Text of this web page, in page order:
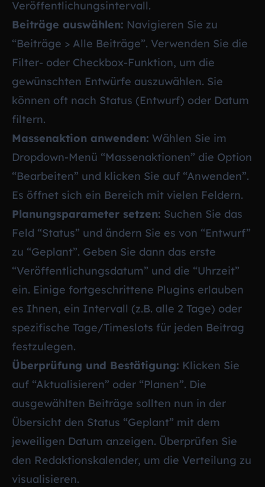
Veröffentlichungsintervall.
Beiträge auswählen: Navigieren Sie zu
“Beiträge > Alle Beiträge”. Verwenden Sie die
Filter- oder Checkbox-Funktion, um die
gewünschten Entwürfe auszuwählen. Sie
können oft nach Status (Entwurf) oder Datum
filtern.
Massenaktion anwenden: Wählen Sie im
Dropdown-Menü “Massenaktionen” die Option
“Bearbeiten” und klicken Sie auf “Anwenden”.
Es öffnet sich ein Bereich mit vielen Feldern.
Planungsparameter setzen: Suchen Sie das
Feld “Status” und ändern Sie es von “Entwurf”
zu “Geplant”. Geben Sie dann das erste
“Veröffentlichungsdatum” und die “Uhrzeit”
ein. Einige fortgeschrittene Plugins erlauben
es Ihnen, ein Intervall (z.B. alle 2 Tage) oder
spezifische Tage/Timeslots für jeden Beitrag
festzulegen.
Überprüfung und Bestätigung: Klicken Sie
auf “Aktualisieren” oder “Planen”. Die
ausgewählten Beiträge sollten nun in der
Übersicht den Status “Geplant” mit dem
jeweiligen Datum anzeigen. Überprüfen Sie
den Redaktionskalender, um die Verteilung zu
visualisieren.